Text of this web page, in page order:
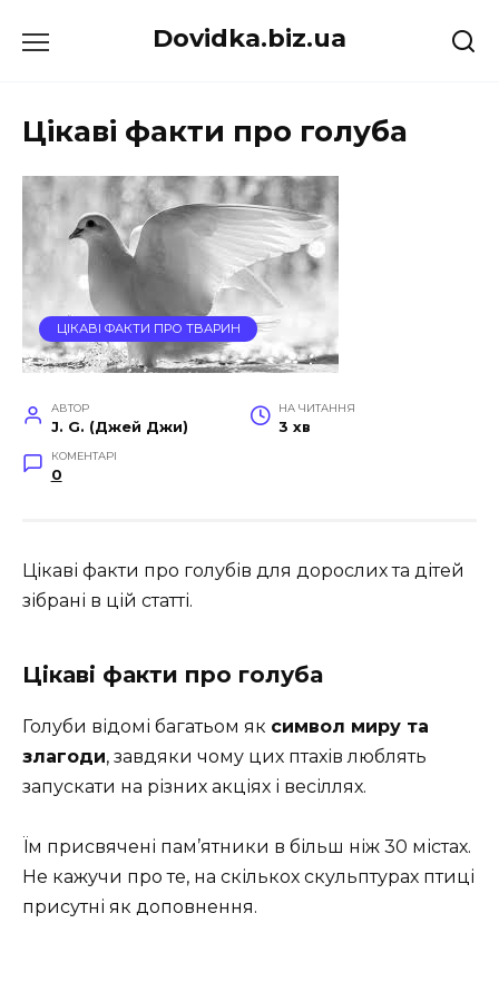
до
Dovidka.biz.ua
Цікаві факти про голуба
ЦІКАВІ ФАКТИ ПРО ТВАРИН
АВТОР
J. G. (Джей Джи)
НА ЧИТАННЯ
3 хв
КОМЕНТАРІ
0
Цікаві факти про голубів для дорослих та дітей
зібрані в цій статті.
Цікаві факти про голуба
Голуби відомі багатьом як символ миру та
злагоди, завдяки чому цих птахів люблять
запускати на різних акціях і весіллях.
Їм присвячені пам’ятники в більш ніж 30 містах.
Не кажучи про те, на скількох скульптурах птиці
присутні як доповнення.